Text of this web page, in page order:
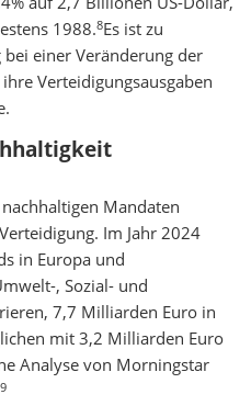
1988.8Es ist zu
bei einer Veränderung der
Verteidigungsausgaben
Mandaten
Im Jahr 2024
in Europa und
, Sozial- und
7,7 Milliarden Euro in
mit 3,2 Milliarden Euro
Analyse von Morningstar
9